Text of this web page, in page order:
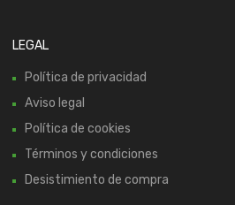
LEGAL
Política de privacidad
Aviso legal
Política de cookies
Términos y condiciones
Desistimiento de compra